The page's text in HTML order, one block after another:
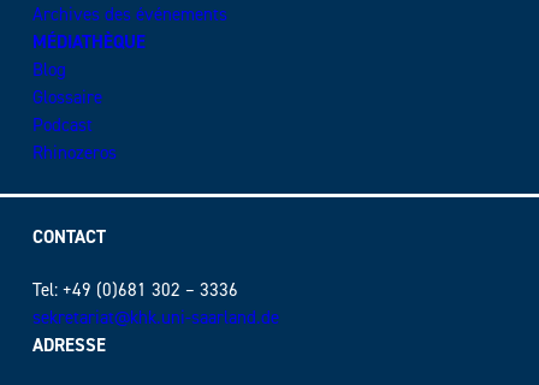
Archives des événements
MÉDIATHÈQUE
Blog
Glossaire
Podcast
Rhinozeros
CONTACT
Tel: +49 (0)681 302 – 3336
sekretariat@khk.uni-saarland.de
ADRESSE